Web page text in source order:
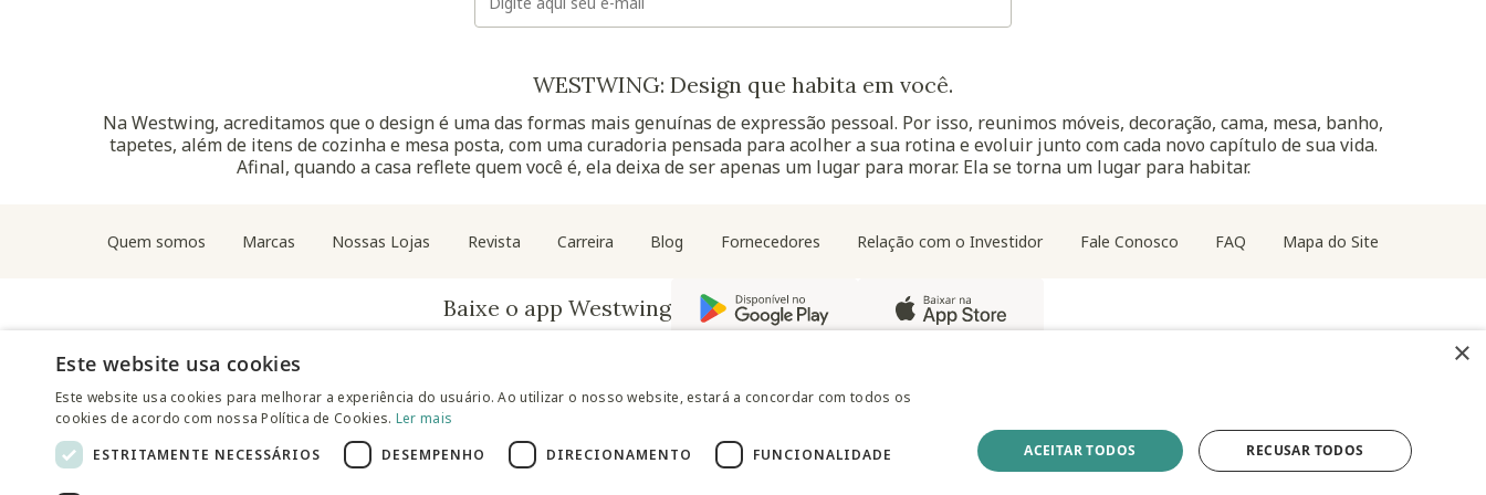
WESTWING: Design que habita em você.
Na Westwing, acreditamos que o design é uma das formas mais genuínas de expressão pessoal. Por isso, reunimos móveis, decoração, cama, mesa, banho,
tapetes, além de itens de cozinha e mesa posta, com uma curadoria pensada para acolher a sua rotina e evoluir junto com cada novo capítulo de sua vida.
Afinal, quando a casa reflete quem você é, ela deixa de ser apenas um lugar para morar. Ela se torna um lugar para habitar.
Quem somos Marcas Nossas Lojas Revista Carreira Blog Fornecedores Relação com o Investidor Fale Conosco FAQ Mapa do Site
Baixe o app Westwing
×
Este website usa cookies
Este website usa cookies para melhorar a experiência do usuário. Ao utilizar o nosso website, estará a concordar com todos os
cookies de acordo com nossa Política de Cookies. Ler mais
ESTRITAMENTE NECESSÁRIOS
DESEMPENHO DIRECIONAMENTO FUNCIONALIDADE ACEITAR TODOS RECUSAR TODOS